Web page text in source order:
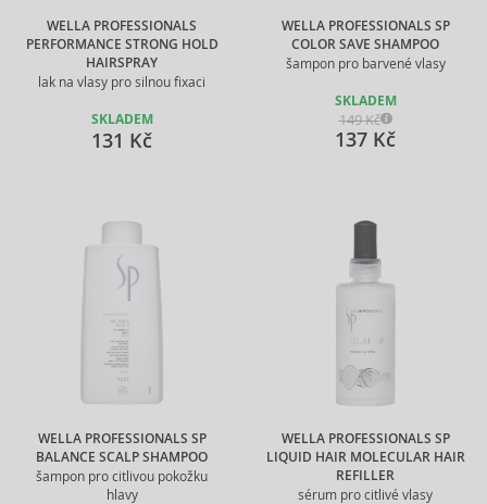
WELLA PROFESSIONALS
PERFORMANCE STRONG HOLD
HAIRSPRAY
lak na vlasy pro silnou fixaci
SKLADEM
131 Kč
WELLA PROFESSIONALS SP
COLOR SAVE SHAMPOO
šampon pro barvené vlasy
SKLADEM
149 Kč
137 Kč
WELLA PROFESSIONALS SP
BALANCE SCALP SHAMPOO
šampon pro citlivou pokožku
hlavy
WELLA PROFESSIONALS SP
LIQUID HAIR MOLECULAR HAIR
REFILLER
sérum pro citlivé vlasy